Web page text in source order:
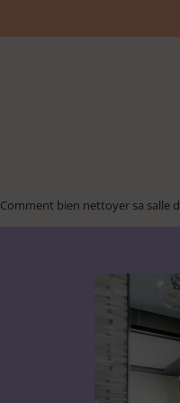
Comment bien nettoyer sa salle